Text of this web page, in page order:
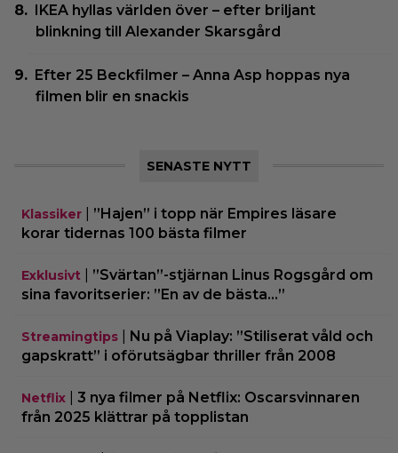
IKEA hyllas världen över – efter briljant
blinkning till Alexander Skarsgård
Efter 25 Beckfilmer – Anna Asp hoppas nya
filmen blir en snackis
SENASTE NYTT
Klassiker
”Hajen” i topp när Empires läsare
korar tidernas 100 bästa filmer
Exklusivt
”Svärtan”-stjärnan Linus Rogsgård om
sina favoritserier: ”En av de bästa…”
Streamingtips
Nu på Viaplay: ”Stiliserat våld och
gapskratt” i oförutsägbar thriller från 2008
Netflix
3 nya filmer på Netflix: Oscarsvinnaren
från 2025 klättrar på topplistan